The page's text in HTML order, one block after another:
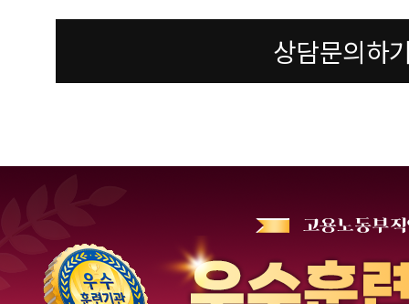
상담문의하